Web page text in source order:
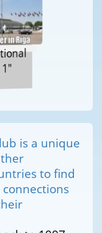
is a unique
to find